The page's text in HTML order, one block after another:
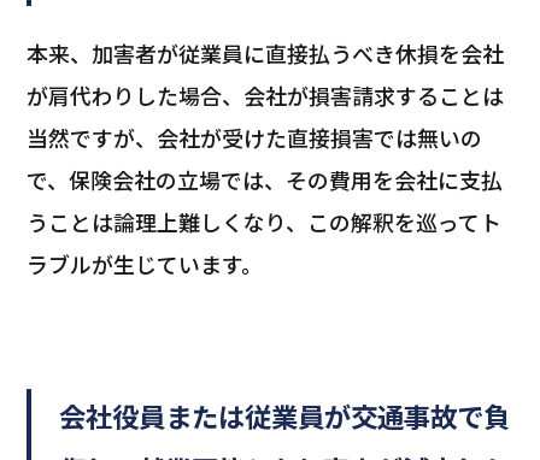
本来、加害者が従業員に直接払うべき休損を会社
が肩代わりした場合、会社が損害請求することは
当然ですが、会社が受けた直接損害では無いの
で、保険会社の立場では、その費用を会社に支払
うことは論理上難しくなり、この解釈を巡ってト
ラブルが生じています。
会社役員または従業員が交通事故で負